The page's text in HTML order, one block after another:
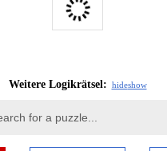
Weitere Logikrätsel: hideshow